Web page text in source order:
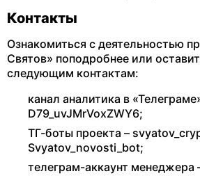
Контакты
Ознакомиться с деятельностью
Святов» поподробнее или
следующим контактам:
канал аналитика в
D79_uvJMrVoxZWY6;
ТГ-боты проекта –
Svyatov_novosti_bot;
телеграм-аккаунт менеджера